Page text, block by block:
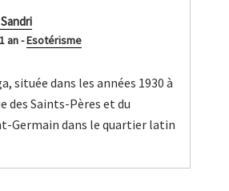
an-Esotérisme
située dans les années 1930 à
des Saints-Pères et du
Germain dans le quartier latin